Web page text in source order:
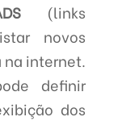
(links
novos
na internet.
definir
dos